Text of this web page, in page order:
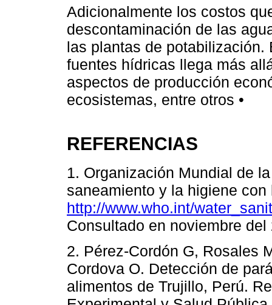
Adicionalmente los costos
descontaminación de las
las plantas de
fuentes hídricas llega más
aspectos de producción
ecosistemas, entre otros •
REFERENCIAS
1. Organización Mundial de
saneamiento y la higiene
http://www.who.int/
Consultado en noviembre
2. Pérez-Cordón G, Rosales
Cordova O. Detección de
alimentos de Trujillo, Perú.